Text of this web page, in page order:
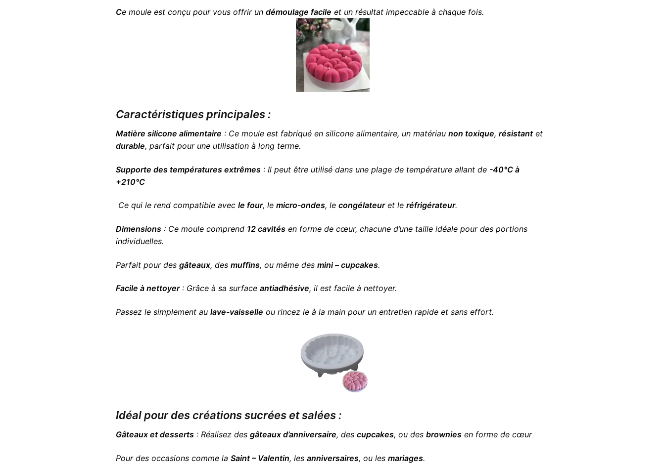
Ce moule est conçu pour vous offrir un démoulage facile et un résultat impeccable à chaque fois.
Caractéristiques principales :
Matière silicone alimentaire : Ce moule est fabriqué en silicone alimentaire, un matériau non toxique, résistantet
durable, parfait pour une utilisation à long terme.
Supporte des températures extrêmes: Il peut être utilisé dans une plage de température allant de -40°C à
+210°C
Ce qui le rend compatible avec le four, le micro-ondes, le congélateuret le réfrigérateur.
Dimensions: Ce moule comprend 12 cavitésen forme de cœur, chacune d’une taille idéale pour des portions
individuelles.
Parfait pour des gâteaux, des muffins, ou même des mini – cupcakes.
Facile à nettoyer: Grâce à sa surface antiadhésive, il est facile à nettoyer.
Passez le simplement au lave-vaisselle ou rincez le à la main pour un entretien rapide et sans effort.
Idéal pour des créations sucrées et salées :
Gâteaux et desserts: Réalisez des gâteaux d’anniversaire, des cupcakes, ou des browniesen forme de cœur
Pour des occasions comme la Saint – Valentin, les anniversaires, ou les mariages.